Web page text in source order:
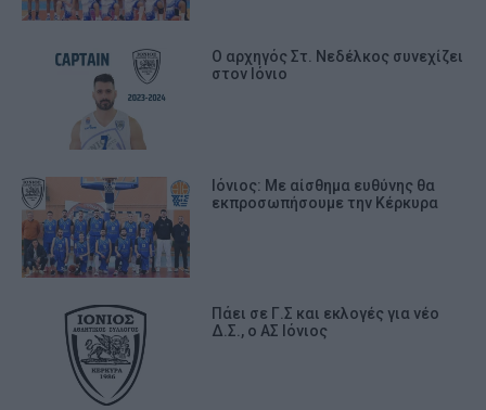
Ο αρχηγός Στ. Νεδέλκος συνεχίζει
στον Ιόνιο
Ιόνιος: Με αίσθημα ευθύνης θα
εκπροσωπήσουμε την Κέρκυρα
Πάει σε Γ.Σ και εκλογές για νέο
Δ.Σ., ο ΑΣ Ιόνιος